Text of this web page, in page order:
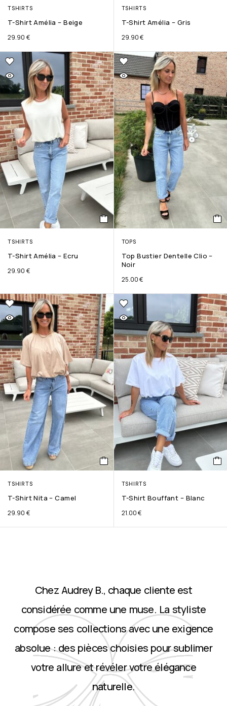
TSHIRTS
T-Shirt Amélia – Beige
29.90 €
TSHIRTS
T-Shirt Amélia – Gris
29.90€
TSHIRTS
T-Shirt Amélia – Ecru
29.90 €
TOPS
Top Bustier Dentelle Clio –
Noir
25.00€
TSHIRTS
T-Shirt Nita – Camel
29.90 €
TSHIRTS
T-Shirt Bouffant – Blanc
21.00€
Chez Audrey B., chaque cliente est
considérée comme une muse. La styliste
compose ses collections avec une exigence
absolue : des pièces choisies pour sublimer
votre allure et révéler votre élégance
naturelle.